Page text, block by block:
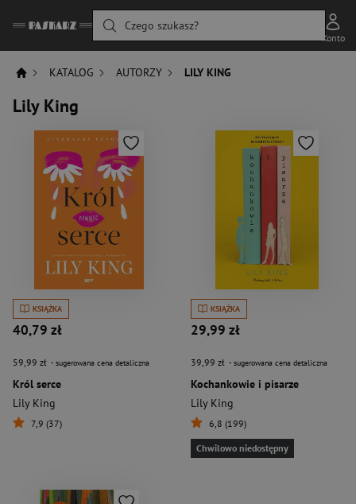
Czego szukasz?
Konto
KATALOG AUTORZY LILY KING
Lily King
KSIĄŻKA
40,79 zł
59,99 zł - sugerowana cena detaliczna
Król serce
Lily King
7,9 (37)
KSIĄŻKA
29,99 zł
39,99 zł - sugerowana cena detaliczna
Kochankowie i pisarze
Lily King
6,8 (199)
Chwilowo niedostępny